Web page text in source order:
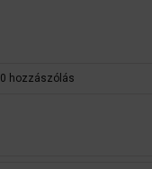
0 hozzászólás